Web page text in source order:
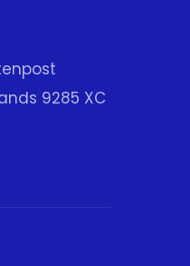
9285 XC